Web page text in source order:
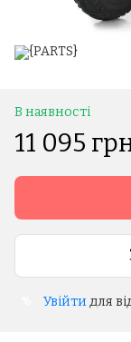
В наявності
11 095
Увійти для